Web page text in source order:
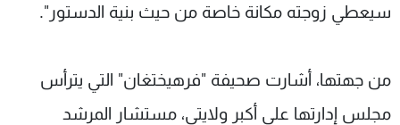
سيعطي زوجته مكانة خاصة من حيث بنية الدستور".
من جهتها، أشارت صحيفة "فرهيختغان" التي يترأس
مجلس إدارتها علي أكبر ولايتي، مستشار المرشد